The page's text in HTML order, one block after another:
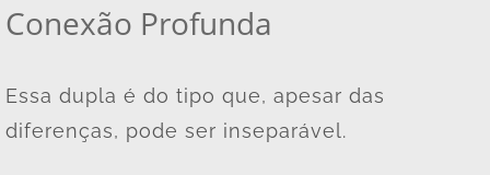
Conexão Profunda
Essa dupla é do tipo que, apesar das
diferenças, pode ser inseparável.